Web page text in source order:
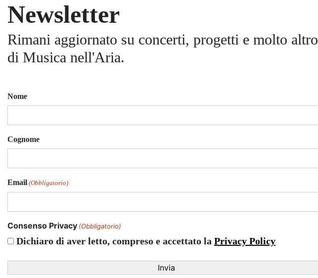
Newsletter
Rimani aggiornato su concerti, progetti e molto altro
di Musica nell'Aria.
Nome
Cognome
Email (Obbligatorio)
Consenso Privacy (Obbligatorio)
Dichiaro di aver letto, compreso e accettato la Privacy Policy